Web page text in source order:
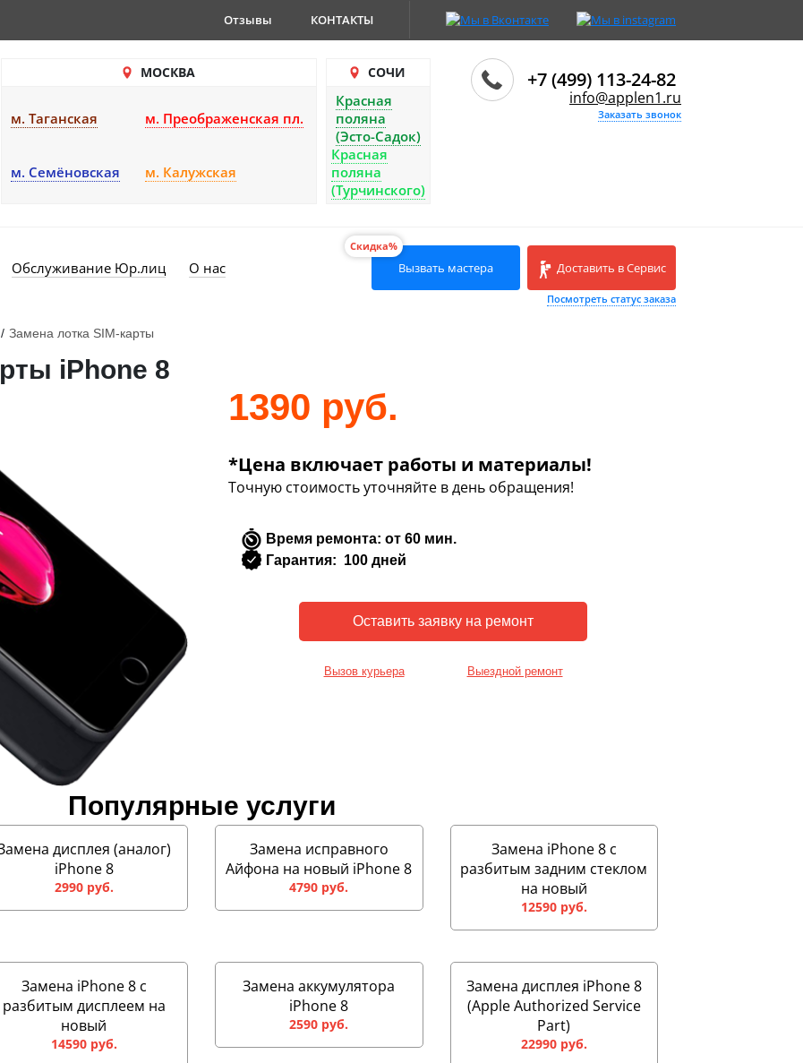
Отзывы КОНТАКТЫ
МОСКВА
м. Таганская м. Преображенская пл.
м. Семёновская м. Калужская
СОЧИ
Красная
поляна
(Эсто-Садок)
Красная
поляна
(Турчинского)
+7 (499) 113-24-82
info@applen1.ru
Заказать звонок
Обслуживание Юр.лиц О нас
Скидка%
Вызвать мастера Доставить в Сервис
Посмотреть статус заказа
/ Замена лотка SIM-карты
iPhone 8
1390 руб.
*Цена включает работы и материалы!
Точную стоимость уточняйте в день обращения!
Время ремонта: от 60 мин.
Гарантия: 100 дней
Вызов курьера Выездной ремонт
Популярные услуги
дисплея (аналог)
iPhone 8
2990 руб.
Замена исправного
Айфона на новый iPhone 8
4790 руб.
Замена iPhone 8 с
разбитым задним стеклом
на новый
12590 руб.
Замена iPhone 8 с
разбитым дисплеем на
новый
14590 руб.
Замена аккумулятора
iPhone 8
2590 руб.
Замена дисплея iPhone 8
(Apple Authorized Service
Part)
22990 руб.